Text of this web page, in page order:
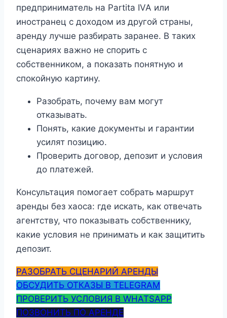
предприниматель на Partita IVA или
иностранец с доходом из другой страны,
аренду лучше разбирать заранее. В таких
сценариях важно не спорить с
собственником, а показать понятную и
спокойную картину.
Разобрать, почему вам могут
отказывать.
Понять, какие документы и гарантии
усилят позицию.
Проверить договор, депозит и условия
до платежей.
Консультация помогает собрать маршрут
аренды без хаоса: где искать, как отвечать
агентству, что показывать собственнику,
какие условия не принимать и как защитить
депозит.
РАЗОБРАТЬ СЦЕНАРИЙ АРЕНДЫ
ОБСУДИТЬ ОТКАЗЫ В TELEGRAM
ПРОВЕРИТЬ УСЛОВИЯ В WHATSAPP
ПОЗВОНИТЬ ПО АРЕНДЕ